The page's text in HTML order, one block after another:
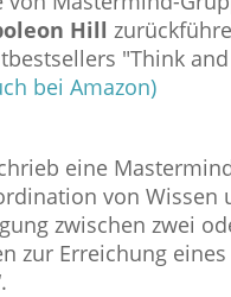
Hill
"Think
bei Amazon)
eine
von Wissen
zwischen zwei
zur Erreichung